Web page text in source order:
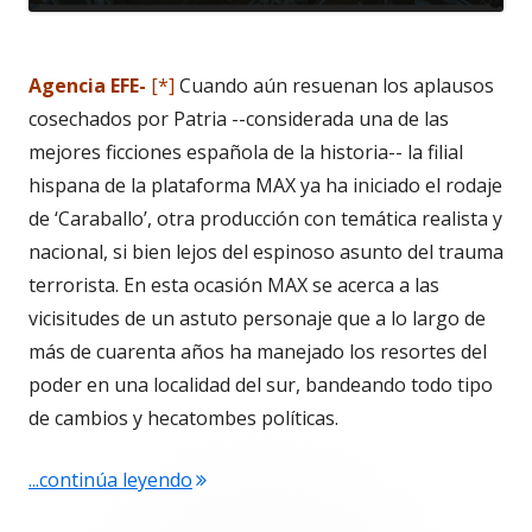
Agencia EFE- [*] Cuando aún resuenan los aplausos
cosechados por Patria --considerada una de las
mejores ficciones española de la historia-- la filial
hispana de la plataforma MAX ya ha iniciado el rodaje
de ‘Caraballo’, otra producción con temática realista y
nacional, si bien lejos del espinoso asunto del trauma
terrorista. En esta ocasión MAX se acerca a las
vicisitudes de un astuto personaje que a lo largo de
más de cuarenta años ha manejado los resortes del
poder en una localidad del sur, bandeando todo tipo
de cambios y hecatombes políticas.
...continúa leyendo"“Caraballo”, nueva serie de MAX